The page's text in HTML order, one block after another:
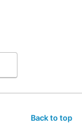
Back to top